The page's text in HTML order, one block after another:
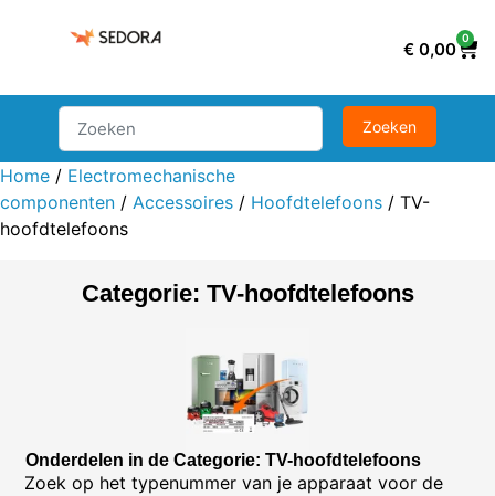
€ 0,00
0
Home / Electromechanische
componenten / Accessoires / Hoofdtelefoons / TV-
hoofdtelefoons
Categorie: TV-hoofdtelefoons
Onderdelen in de Categorie: TV-hoofdtelefoons
Zoek op het typenummer van je apparaat voor de